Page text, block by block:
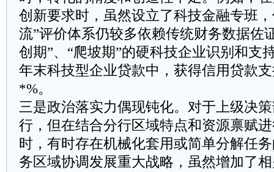
创新要求时，虽然设立了科技金融专班
流”评价体系仍较多依赖传统财务数据佐
创期”、“爬坡期”的硬科技企业识别和支
年末科技型企业贷款中，获得信用贷款
*%。
三是政治落实力偶现钝化。对于上级决
行，但在结合分行区域特点和资源禀赋
时，有时存在机械化套用或简单分解任
务区域协调发展重大战略，虽然增加了